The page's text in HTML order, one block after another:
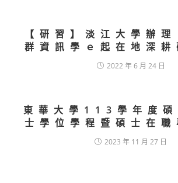
【研習】淡江大學辦理
群資訊學ｅ起在地深耕
2022 年 6 月 24 日
東華大學113學年度碩
士學位學程暨碩士在職
2023 年 11 月 27 日